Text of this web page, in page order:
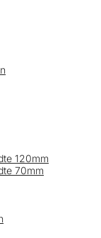
120mm
70mm